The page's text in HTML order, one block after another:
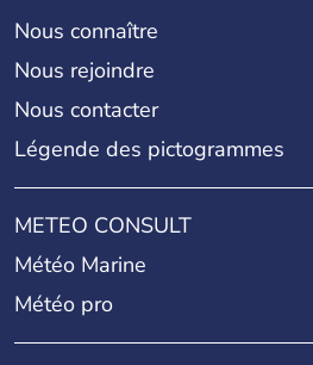
Nous connaître
Nous rejoindre
Nous contacter
Légende des pictogrammes
METEO CONSULT
Météo Marine
Météo pro